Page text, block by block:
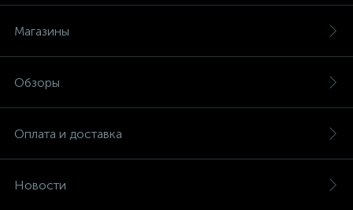
Магазины
Обзоры
Оплата и доставка
Новости